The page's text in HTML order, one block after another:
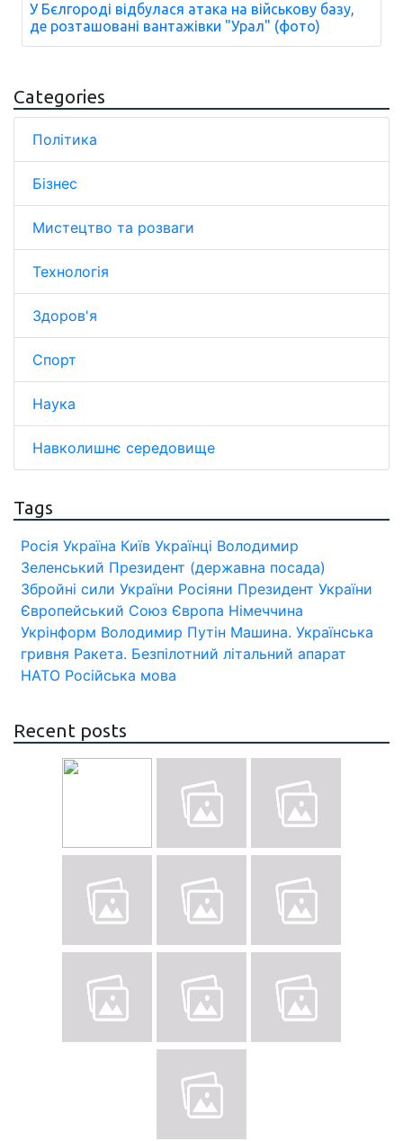
У Бєлгороді відбулася атака на військову базу,
де розташовані вантажівки "Урал" (фото)
Categories
Політика
Бізнес
Мистецтво та розваги
Технологія
Здоров'я
Спорт
Наука
Навколишнє середовище
Tags
Росія Україна Київ Українці Володимир
Зеленський Президент (державна посада)
Збройні сили України Росіяни Президент України
Європейський Союз Європа Німеччина
Укрінформ Володимир Путін Машина. Українська
гривня Ракета. Безпілотний літальний апарат
НАТО Російська мова
Recent posts